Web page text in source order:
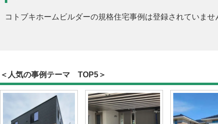
コトブキホームビルダーの規格住宅事例は登録されていませ
＜人気の事例テーマ TOP5＞